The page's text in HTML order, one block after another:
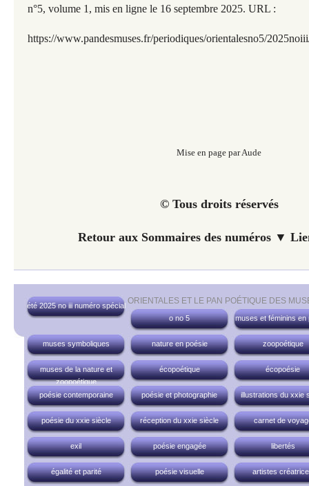
n°5, volume 1, mis en ligne le 16 septembre 2025. URL :
https://www.pandesmuses.fr/periodiques/orientalesno5/
Mise en page par Aude
© Tous droits réservés
Retour aux Sommaires des numéros ▼
ORIENTALES ET LE PAN POÉTIQUE DES
été 2025 no iii numéro spécial
o no 5
muses et féminins en
muses symboliques nature en poésie zoopoétique
muses de la nature et
zoopoétique
écopoétique écopoésie
poésie contemporaine poésie et photographie illustrations du xxie
poésie du xxie siècle réception du xxie siècle carnet de
exil poésie engagée libertés
égalité et parité poésie visuelle artistes